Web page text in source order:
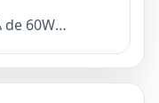
de 60W
A